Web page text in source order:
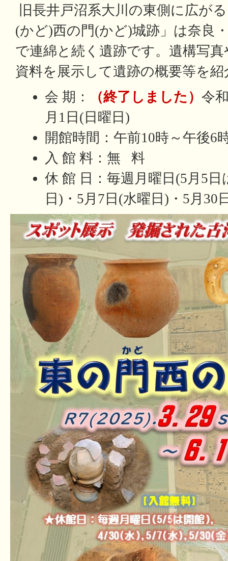
旧長井戸沼系大川の東側に広が
(かど)西の門(かど)城跡」は奈良
で連綿と続く遺跡です。遺構写
資料を展示して遺跡の概要等を
会 期：
（終了しました）令
月1日(日曜日)
開館時間：午前10時～午後6
入 館 料：無 料
休 館 日：毎週月曜日(5月5
日)・5月7日(水曜日)・5月30